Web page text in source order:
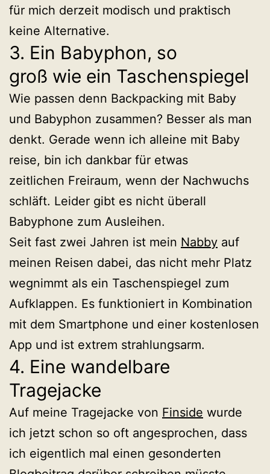
für mich derzeit modisch und praktisch
keine Alternative.
3. Ein Babyphon, so
groß wie ein Taschenspiegel
Wie passen denn Backpacking mit Baby
und Babyphon zusammen? Besser als man
denkt. Gerade wenn ich alleine mit Baby
reise, bin ich dankbar für etwas
zeitlichen Freiraum, wenn der Nachwuchs
schläft. Leider gibt es nicht überall
Babyphone zum Ausleihen.
Seit fast zwei Jahren ist mein Nabby auf
meinen Reisen dabei, das nicht mehr Platz
wegnimmt als ein Taschenspiegel zum
Aufklappen. Es funktioniert in Kombination
mit dem Smartphone und einer kostenlosen
App und ist extrem strahlungsarm.
4. Eine wandelbare
Tragejacke
Auf meine Tragejacke von Finside wurde
ich jetzt schon so oft angesprochen, dass
ich eigentlich mal einen gesonderten